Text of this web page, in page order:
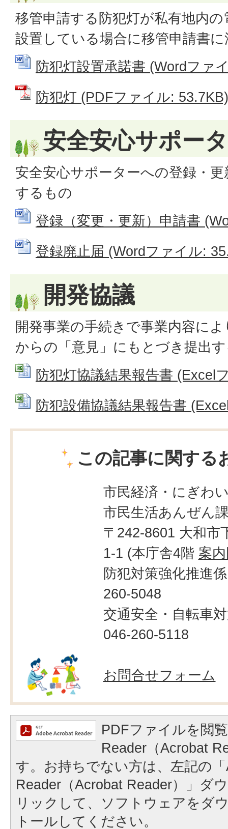
移管申請する防犯灯が私有地内
設置している場合に移管申請書
防犯灯設置承諾書 (Wordファ
防犯灯 (PDFファイル: 53.7KB)
安全安心サポー
安全安心サポーターへの登録・
するもの
登録（変更・更新）申請書
登録廃止届 (Wordファイル:
開発協議
開発事業の手続きで事業内容に
からの「意見」にもとづき提出
防犯灯協議結果報告書 (Excel
防犯設備協議結果報告書
この記事に関する
市民経済・にぎわ
市民生活あんぜん
〒242-8601 大和市
1-1 (本庁舎4階 案
防犯対策強化推進
260-5048
交通安全・自転車
046-260-5118
お問合せフォーム
PDFファイルを閲
Reader（Acrobat
す。お持ちでない方は、左記の
Reader（Acrobat Reader）」ダ
リックして、ソフトウェアをダ
トールしてください。